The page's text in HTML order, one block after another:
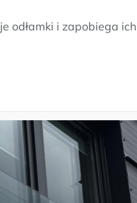
odłamki i zapobiega ich